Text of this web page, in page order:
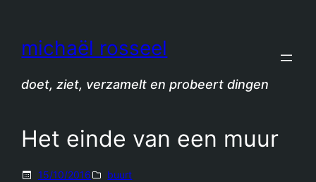
michaël rosseel
doet, ziet, verzamelt en probeert dingen
Het einde van een muur
15/10/2016
buurt